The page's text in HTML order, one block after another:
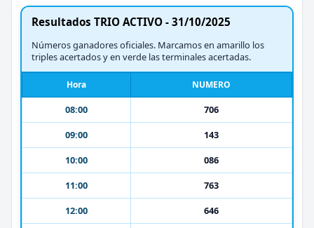
Resultados TRIO ACTIVO - 31/10/2025
Números ganadores oficiales. Marcamos en amarillo los
triples acertados y en verde las terminales acertadas.
Hora NUMERO
08:00
706
09:00
143
10:00
086
11:00
763
12:00
646